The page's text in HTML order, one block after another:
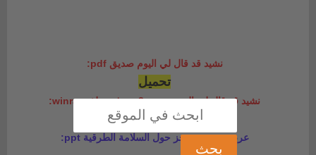
نشيد قد قال لي اليوم صديق pdf:
تحميل
نشيد قد قال لي اليوم صديق mp3 في ملف winrar:
تحميل
عرض تربوي موجز حول السلامة الطرقية ppt: